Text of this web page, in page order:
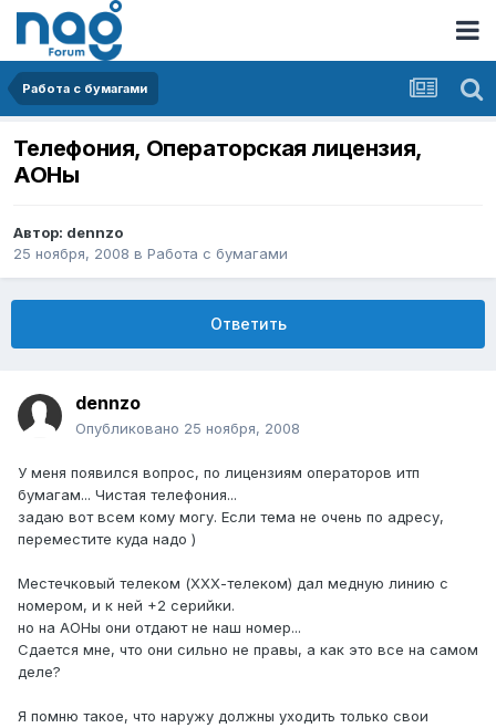
Работа с бумагами
Телефония, Операторская лицензия,
АОНы
Автор: dennzo
25 ноября, 2008 в Работа с бумагами
Ответить
dennzo
Опубликовано 25 ноября, 2008
У меня появился вопрос, по лицензиям операторов итп
бумагам... Чистая телефония...
задаю вот всем кому могу. Если тема не очень по адресу,
переместите куда надо )
Местечковый телеком (ХХХ-телеком) дал медную линию с
номером, и к ней +2 серийки.
но на АОНы они отдают не наш номер...
Сдается мне, что они сильно не правы, а как это все на самом
деле?
Я помню такое, что наружу должны уходить только свои